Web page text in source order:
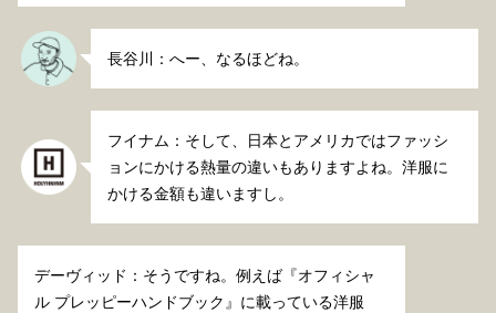
長谷川：へー、なるほどね。
フイナム：そして、日本とアメリカではファッシ
ョンにかける熱量の違いもありますよね。洋服に
かける金額も違いますし。
デーヴィッド：そうですね。例えば『オフィシャ
ル プレッピーハンドブック』に載っている洋服